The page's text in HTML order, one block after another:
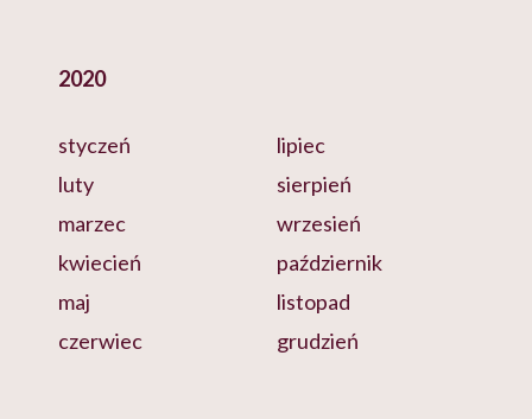
2020
styczeń
luty
marzec
kwiecień
maj
czerwiec
lipiec
sierpień
wrzesień
październik
listopad
grudzień